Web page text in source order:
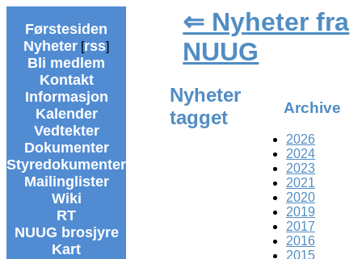
Førstesiden
Nyheter [rss]
Bli medlem
Kontakt
Informasjon
Kalender
Vedtekter
Dokumenter
Styredokumenter
Mailinglister
Wiki
RT
NUUG brosjyre
Kart
⇐ Nyheter fra
NUUG
Archive
2026
2024
2023
2021
2020
2019
2017
2016
2015
Nyheter
tagget